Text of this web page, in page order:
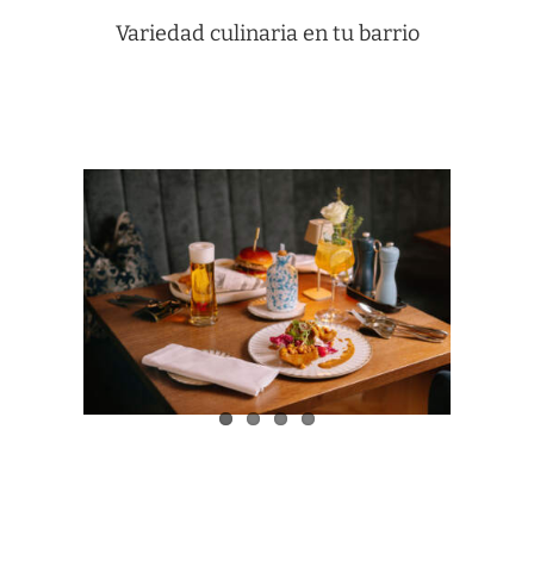
Variedad culinaria en tu barrio